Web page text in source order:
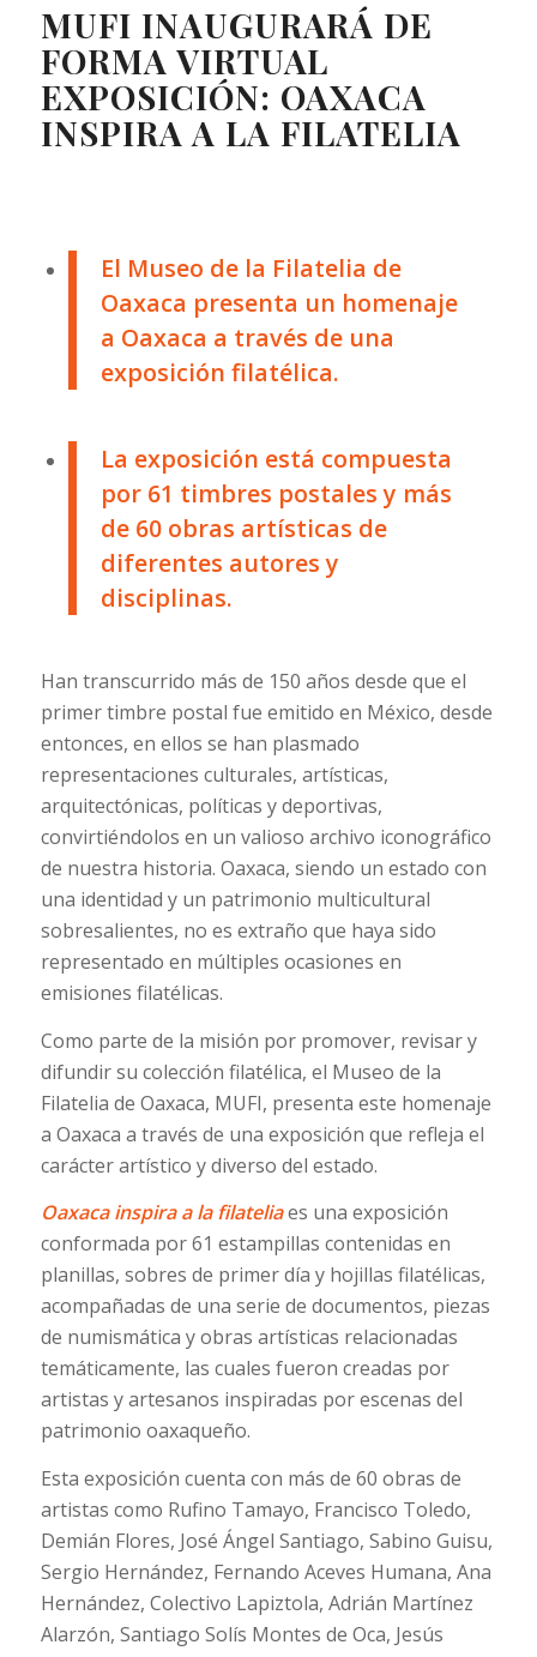
MUFI INAUGURARÁ DE
FORMA VIRTUAL
EXPOSICIÓN: OAXACA
INSPIRA A LA FILATELIA
El Museo de la Filatelia de
Oaxaca presenta un homenaje
a Oaxaca a través de una
exposición filatélica.
La exposición está compuesta
por 61 timbres postales y más
de 60 obras artísticas de
diferentes autores y
disciplinas.
Han transcurrido más de 150 años desde que el
primer timbre postal fue emitido en México, desde
entonces, en ellos se han plasmado
representaciones culturales, artísticas,
arquitectónicas, políticas y deportivas,
convirtiéndolos en un valioso archivo iconográfico
de nuestra historia. Oaxaca, siendo un estado con
una identidad y un patrimonio multicultural
sobresalientes, no es extraño que haya sido
representado en múltiples ocasiones en
emisiones filatélicas.
Como parte de la misión por promover, revisar y
difundir su colección filatélica, el Museo de la
Filatelia de Oaxaca, MUFI, presenta este homenaje
a Oaxaca a través de una exposición que refleja el
carácter artístico y diverso del estado.
Oaxaca inspira a la filateliaes una exposición
conformada por 61 estampillas contenidas en
planillas, sobres de primer día y hojillas filatélicas,
acompañadas de una serie de documentos, piezas
de numismática y obras artísticas relacionadas
temáticamente, las cuales fueron creadas por
artistas y artesanos inspiradas por escenas del
patrimonio oaxaqueño.
Esta exposición cuenta con más de 60 obras de
artistas como Rufino Tamayo, Francisco Toledo,
Demián Flores, José Ángel Santiago, Sabino Guisu,
Sergio Hernández, Fernando Aceves Humana, Ana
Hernández, Colectivo Lapiztola, Adrián Martínez
Alarzón, Santiago Solís Montes de Oca, Jesús